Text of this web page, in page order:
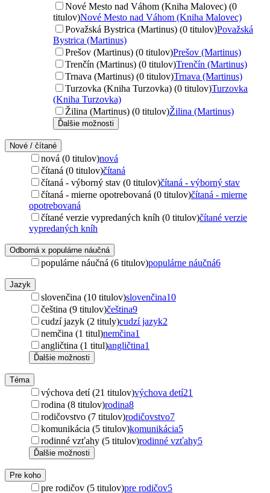
Nové Mesto nad Váhom (Kniha Malovec) (0
titulov)Nové Mesto nad Váhom (Kniha Malovec)
Považská Bystrica (Martinus) (0 titulov)Považská
Bystrica (Martinus)
Prešov (Martinus) (0 titulov)Prešov (Martinus)
Trenčín (Martinus) (0 titulov)Trenčín (Martinus)
Trnava (Martinus) (0 titulov)Trnava (Martinus)
Turzovka (Kniha Turzovka) (0 titulov)Turzovka
(Kniha Turzovka)
Žilina (Martinus) (0 titulov)Žilina (Martinus)
Ďalšie možnosti
Nové / čítané
nová (0 titulov)nová
čítaná (0 titulov)čítaná
čítaná - výborný stav (0 titulov)čítaná - výborný stav
čítaná - mierne opotrebovaná (0 titulov)čítaná - mierne
opotrebovaná
čítané verzie vypredaných kníh (0 titulov)čítané verzie
vypredaných kníh
Odborná x populárne náučná
populárne náučná (6 titulov)populárne náučná6
Jazyk
slovenčina (10 titulov)slovenčina10
čeština (9 titulov)čeština9
cudzí jazyk (2 tituly)cudzí jazyk2
nemčina (1 titul)nemčina1
angličtina (1 titul)angličtina1
Ďalšie možnosti
Téma
výchova detí (21 titulov)výchova detí21
rodina (8 titulov)rodina8
rodičovstvo (7 titulov)rodičovstvo7
komunikácia (5 titulov)komunikácia5
rodinné vzťahy (5 titulov)rodinné vzťahy5
Ďalšie možnosti
Pre koho
pre rodičov (5 titulov)pre rodičov5